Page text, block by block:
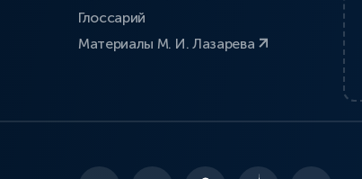
Глоссарий
Материалы М. И. Лазарева